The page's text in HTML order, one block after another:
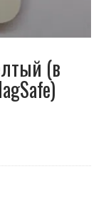
(в